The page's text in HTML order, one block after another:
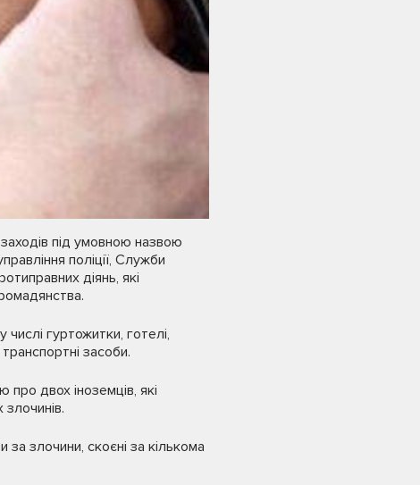
під умовною назвою
поліції, Служби
діянь, які
гуртожитки, готелі,
засоби.
двох іноземців, які
злочини, скоєні за кількома